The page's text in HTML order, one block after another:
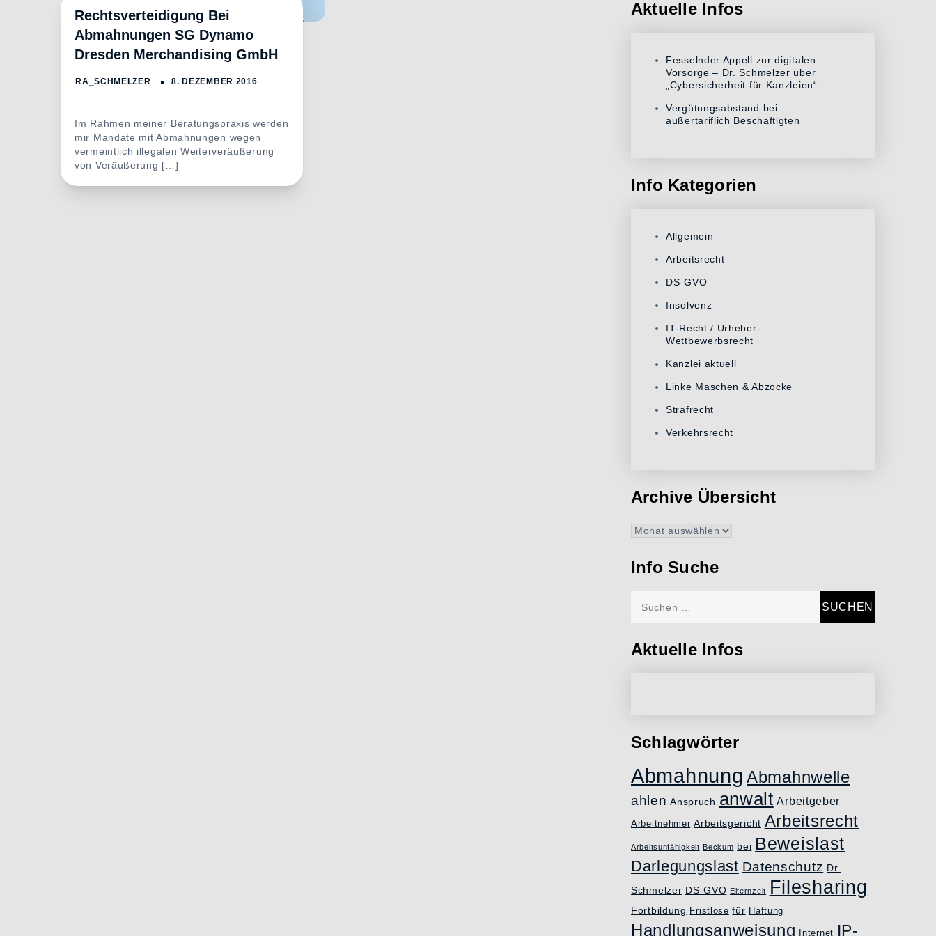
GmbH , Sofortkauf, Stadion,Veräußerung
Rechtsverteidigung Bei
Abmahnungen SG Dynamo
Dresden Merchandising GmbH
Im Rahmen meiner Beratungspraxis werden
mir Mandate mit Abmahnungen wegen
vermeintlich illegalen Weiterveräußerung
von Veräußerung […]
Aktuelle Infos
Fesselnder Appell zur digitalen
Vorsorge – Dr. Schmelzer über
„Cybersicherheit für Kanzleien“
Vergütungsabstand bei
außertariflich Beschäftigten
Info Kategorien
Allgemein
Arbeitsrecht
DS-GVO
Insolvenz
IT-Recht / Urheber-
Wettbewerbsrecht
Kanzlei aktuell
Linke Maschen & Abzocke
Strafrecht
Verkehrsrecht
Archive Übersicht
Archive
Info Suche
Aktuelle Infos
Schlagwörter
Abmahnung Abmahnwelle
ahlen Anspruch anwalt Arbeitgeber
Arbeitnehmer Arbeitsgericht Arbeitsrecht
Arbeitsunfähigkeit Beckum bei Beweislast
Darlegungslast Datenschutz Dr.
Schmelzer DS-GVO Elternzeit Filesharing
Fortbildung Fristlose für Haftung
Handlungsanweisung Internet IP-